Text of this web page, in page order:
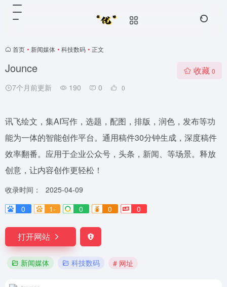
首页 • 新闻媒体 • 科技数码 • 正文
Jounce
7个月前更新 190 0 0
收藏 0
讯飞绘文，集AI写作，选题，配图，排版，润色，发布等功
能为一体的智能创作平台。通用稿件30分钟生成，深度稿件
效率翻番。应用于企业公众号，头条，新闻、等场景。释放
创意，让内容创作更轻松！
收录时间：
2025-04-09
0
1- 0 0 0
打开网站
新闻媒体 科技数码 # 网址